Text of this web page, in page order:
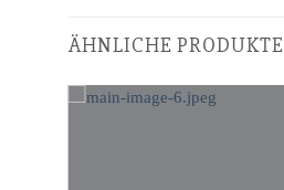
ÄHNLICHE PRODUKTE